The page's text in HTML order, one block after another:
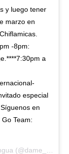
y luego tener
marzo en
-8pm:
a
especial
en
Team:
(@dame_tu_lengua) el